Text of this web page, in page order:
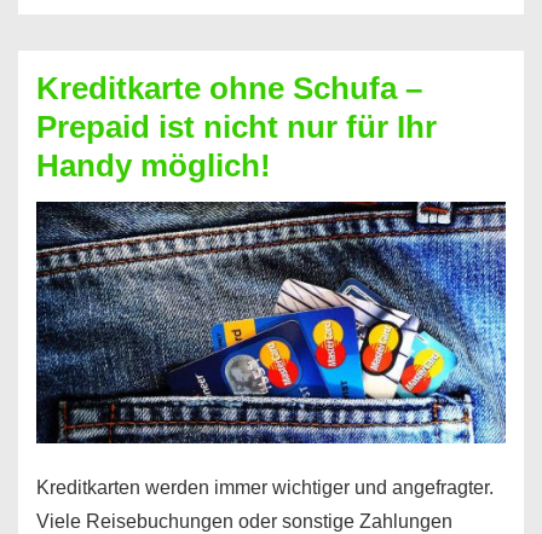
Neueröffnung
trotz
Schufaeintrag
möglich
Kreditkarte ohne Schufa –
Prepaid ist nicht nur für Ihr
Handy möglich!
Kreditkarten werden immer wichtiger und angefragter.
Viele Reisebuchungen oder sonstige Zahlungen